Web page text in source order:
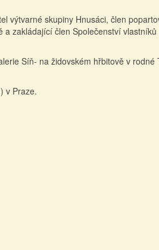
výtvarné skupiny Hnusáci, člen
zakládající člen Společenství
Síň- na židovském hřbitově v rodné
v Praze.